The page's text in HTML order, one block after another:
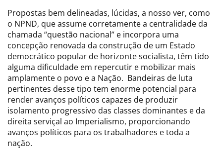
Propostas bem delineadas, lúcidas, a nosso ver, como
o NPND, que assume corretamente a centralidade da
chamada “questão nacional” e incorpora uma
concepção renovada da construção de um Estado
democrático popular de horizonte socialista, têm tido
alguma dificuldade em repercutir e mobilizar mais
amplamente o povo e a Nação. Bandeiras de luta
pertinentes desse tipo tem enorme potencial para
render avanços políticos capazes de produzir
isolamento progressivo das classes dominantes e da
direita serviçal ao Imperialismo, proporcionando
avanços políticos para os trabalhadores e toda a
nação.